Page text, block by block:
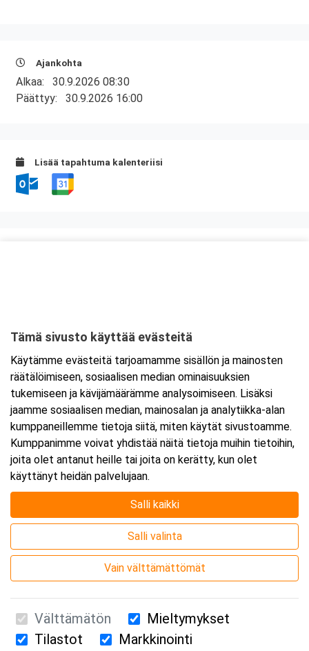
Ajankohta
Alkaa: 30.9.2026 08:30
Päättyy: 30.9.2026 16:00
Lisää tapahtuma kalenteriisi
Tarkempi kartta ja ajo-ohjeet
Suomen Ensiapukoulutus Oy / Valimotie 21 / 00380 Helsinki
Tämä sivusto käyttää evästeitä
Käytämme evästeitä tarjoamamme sisällön ja mainosten
räätälöimiseen, sosiaalisen median ominaisuuksien
tukemiseen ja kävijämäärämme analysoimiseen. Lisäksi
jaamme sosiaalisen median, mainosalan ja analytiikka-alan
kumppaneillemme tietoja siitä, miten käytät sivustoamme.
Kumppanimme voivat yhdistää näitä tietoja muihin tietoihin,
joita olet antanut heille tai joita on kerätty, kun olet
käyttänyt heidän palvelujaan.
Salli kaikki
Salli valinta
Vain välttämättömät
Välttämätön
Mieltymykset
Tilastot
Markkinointi